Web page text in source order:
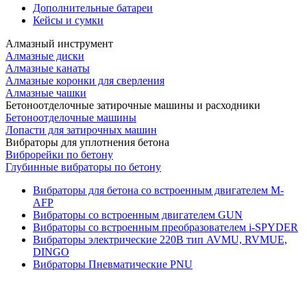
Дополнительные батареи
Кейсы и сумки
Алмазный инструмент
Алмазные диски
Алмазные канаты
Алмазные коронки для сверления
Алмазные чашки
Бетоноотделочные затирочные машины и расходники
Бетоноотделочные машины
Лопасти для затирочных машин
Вибраторы для уплотнения бетона
Виброрейки по бетону
Глубинные вибраторы по бетону
Вибраторы для бетона со встроенным двигателем M-
AFP
Вибраторы со встроенным двигателем GUN
Вибраторы со встроенным преобразователем i-SPYDER
Вибраторы электрические 220B тип AVMU, RVMUE,
DINGO
Вибраторы Пневматические PNU